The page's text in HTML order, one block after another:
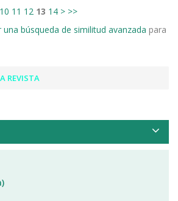
10 11 12 13 14 > >>
una búsqueda de similitud avanzada para
REVISTA